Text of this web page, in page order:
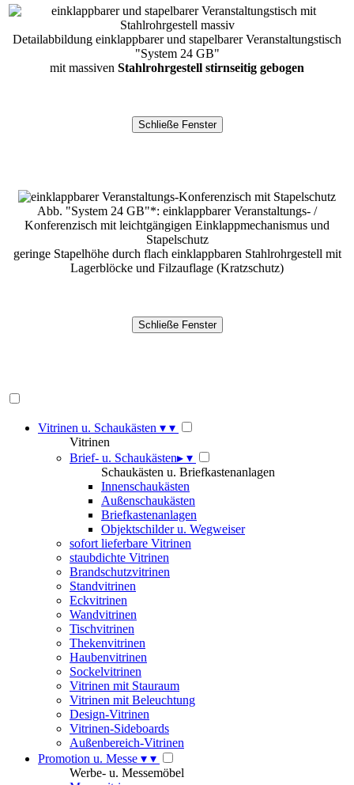
Detailabbildung einklappbarer und stapelbarer Veranstaltungstisch
"System 24 GB"
mit massiven Stahlrohrgestell stirnseitig gebogen
Abb. "System 24 GB"*: einklappbarer Veranstaltungs- /
Konferenzisch mit leichtgängigen Einklappmechanismus und
Stapelschutz
geringe Stapelhöhe durch flach einklappbaren Stahlrohrgestell mit
Lagerblöcke und Filzauflage (Kratzschutz)
Vitrinen u. Schaukästen ▾ ▾
Vitrinen
Brief- u. Schaukästen▸ ▾
Schaukästen u. Briefkastenanlagen
Innenschaukästen
Außenschaukästen
Briefkastenanlagen
Objektschilder u. Wegweiser
sofort lieferbare Vitrinen
staubdichte Vitrinen
Brandschutzvitrinen
Standvitrinen
Eckvitrinen
Wandvitrinen
Tischvitrinen
Thekenvitrinen
Haubenvitrinen
Sockelvitrinen
Vitrinen mit Stauraum
Vitrinen mit Beleuchtung
Design-Vitrinen
Vitrinen-Sideboards
Außenbereich-Vitrinen
Promotion u. Messe ▾ ▾
Werbe- u. Messemöbel